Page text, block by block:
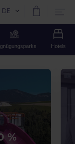
Aktuelle Sprache:
DE
Hotels
%